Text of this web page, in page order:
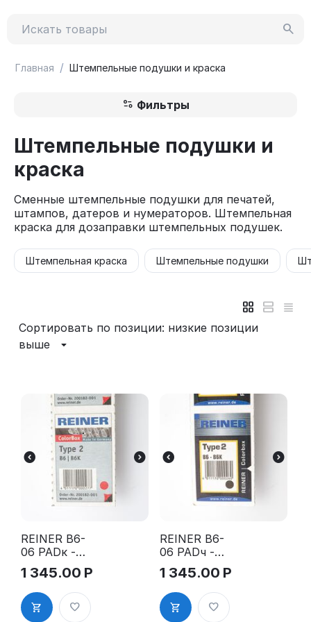
Главная / Штемпельные подушки и краска
Фильтры
Штемпельные подушки и
краска
Сменные штемпельные подушки для печатей,
штампов, датеров и нумераторов. Штемпельная
краска для дозаправки штемпельных подушек.
Штемпельная краска Штемпельные подушки
Сортировать по позиции: низкие позиции
выше
REINER B6-
06 PADк -
Сменная
штемпельна
я подушка
для В6, В6К,
красная
1 345.00 Р
REINER B6-
06 PADч -
Сменная
штемпельна
я подушка
для В6, В6К,
черная
1 345.00 Р